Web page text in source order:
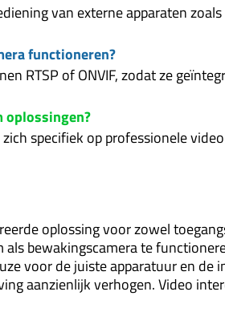
van externe apparaten
functioneren?
RTSP of ONVIF, zodat ze
oplossingen?
specifiek op professionele
oplossing voor zowel
bewakingscamera te
voor de juiste apparatuur en
aanzienlijk verhogen. Video